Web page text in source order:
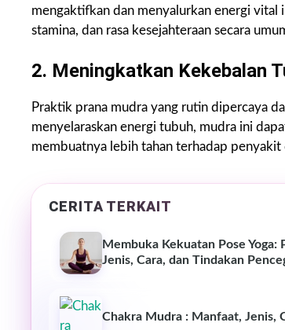
mengaktifkan dan menyalurkan energi
stamina, dan rasa kesejahteraan secara
2. Meningkatkan Kekebalan
Praktik prana mudra yang rutin dipercaya
menyelaraskan energi tubuh, mudra ini
membuatnya lebih tahan terhadap penyakit
CERITA TERKAIT
Membuka Kekuatan Pose
Jenis, Cara, dan Tindakan
Chakra Mudra : Manfaat, Jenis,